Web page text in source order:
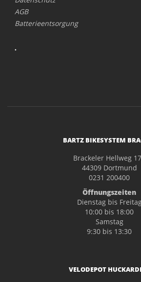
AGB
Batterieentsorgung
.
BARTZ BIKESYSTEM
Brackeler Hellweg
44309 Dortmund
0231 200400
Öffnungszeiten
Dienstag bis
10:00 bis 18:00
Samstag
9:30 bis 13:30
VELODEPOT